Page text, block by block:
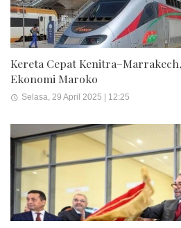
Kereta Cepat
Ekonomi Maroko
Selasa, 29 April 2025 | 12:25